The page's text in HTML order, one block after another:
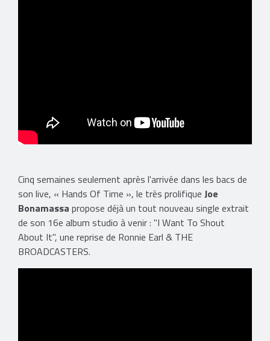
Cinq semaines seulement après l'arrivée dans les bacs de
son live, « Hands Of Time », le très prolifique Joe
Bonamassa propose déjà un tout nouveau single extrait
de son 16e album studio à venir : "I Want To Shout
About It", une reprise de Ronnie Earl & THE
BROADCASTERS.